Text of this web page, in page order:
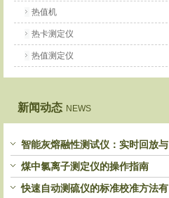
热值机
热卡测定仪
热值测定仪
新闻动态 NEWS
智能灰熔融性测试仪：实时回放与
历史分析，解锁灰熔特性精准洞察
煤中氯离子测定仪的操作指南
快速自动测硫仪的标准校准方法有